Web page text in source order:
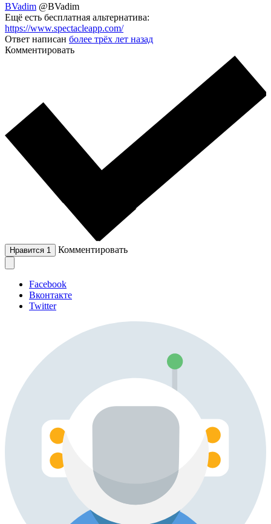
BVadim @BVadim
Ещё есть бесплатная альтернатива:
https://www.spectacleapp.com/
Ответ написан более трёх лет назад
Комментировать
Нравится 1 Комментировать
Facebook
Вконтакте
Twitter